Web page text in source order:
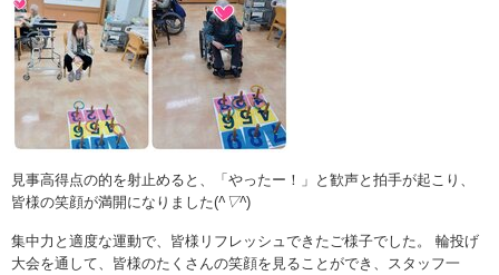
見事高得点の的を射止めると、「やったー！」と歓声と拍手が起こり、
皆様の笑顔が満開になりました(^▽^)
集中力と適度な運動で、皆様リフレッシュできたご様子でした。 輪投げ
大会を通して、皆様のたくさんの笑顔を見ることができ、スタッフ一